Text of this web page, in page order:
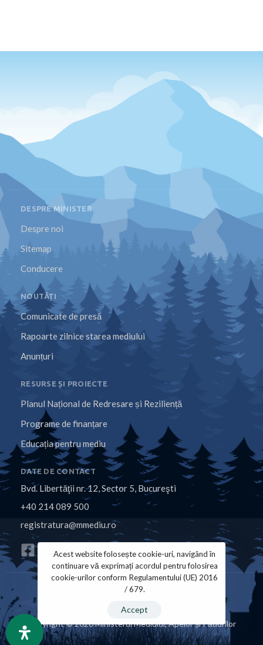
DESPRE MINISTER
Despre noi
Sitemap
Conducere
NOUTĂȚI
Comunicate de presă
Rapoarte zilnice starea mediului
Anunțuri
RESURSE ȘI PROIECTE
Planul Național de Redresare și Reziliență
Programe de finanțare
Educația pentru mediu
DATE DE CONTACT
Bvd. Libertăţii nr. 12, Sector 5, Bucureşti
+40 214 089 500
registratura@mmediu.ro
Copyright © 2026 Ministerul Mediului, Apelor și Pădurilor
Acest website folosește cookie-uri, navigând în
continuare vă exprimați acordul pentru folosirea
cookie-urilor conform Regulamentului (UE) 2016
/ 679.
Accept